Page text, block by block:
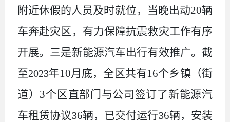
附近休假的人员及时就位，当晚出动20辆
车奔赴灾区，有力保障抗震救灾工作有序
开展。三是新能源汽车出行有效推广。截
至2023年10月底，全区共有16个乡镇（街
道）3个区直部门与公司签订了新能源汽
车租赁协议36辆，已交付运行36辆，安装